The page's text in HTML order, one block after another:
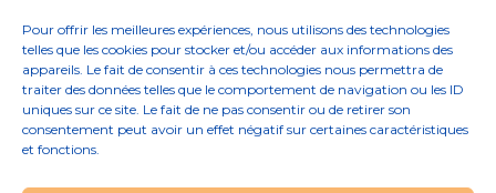
Pour offrir les meilleures expériences, nous utilisons des technologies
telles que les cookies pour stocker et/ou accéder aux informations des
appareils. Le fait de consentir à ces technologies nous permettra de
traiter des données telles que le comportement de navigation ou les ID
uniques sur ce site. Le fait de ne pas consentir ou de retirer son
consentement peut avoir un effet négatif sur certaines caractéristiques
et fonctions.
avril 2023
mars 2023